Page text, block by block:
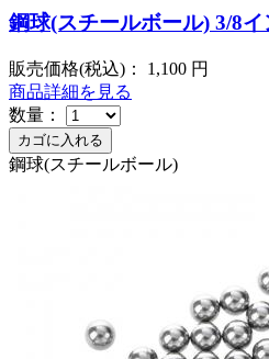
鋼球(スチールボール) 3/8イ
販売価格(税込)： 1,100 円
商品詳細を見る
数量：
鋼球(スチールボール)